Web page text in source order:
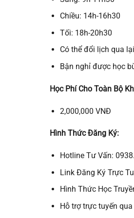
Chiều: 14h-16h30
Tối: 18h-20h30
Có thể đổi lịch qua lại
Bận nghỉ được học
Học Phí Cho Toàn Bộ
2,000,000 VNĐ
Hình Thức Đăng Ký:
Hotline Tư Vấn:
Link Đăng Ký Trực
Hình Thức Học
Hỗ trợ trực tuyến